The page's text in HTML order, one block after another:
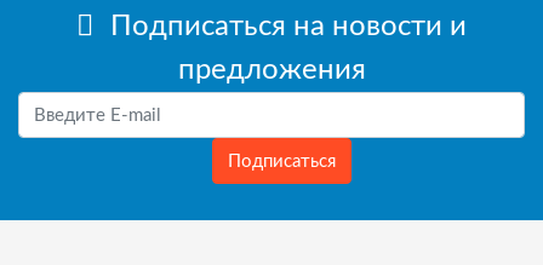
Подписаться на новости и
предложения
Подписаться